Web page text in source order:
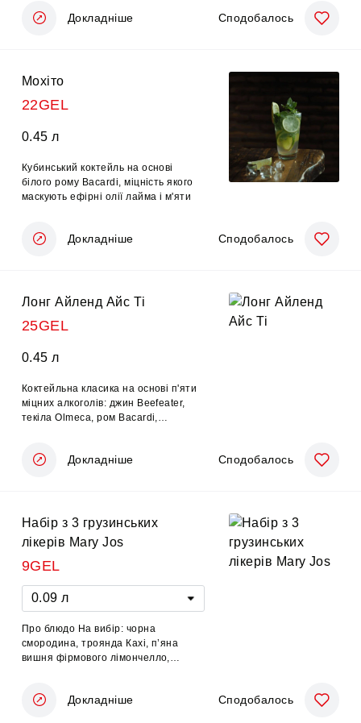
Докладніше Сподобалось
Мохіто
22GEL
0.45 л
Кубинський коктейль на основі
білого рому Bacardi, міцність якого
маскують ефірні олії лайма і м'яти
Докладніше Сподобалось
Лонг Айленд Айс Ті
25GEL
0.45 л
Коктейльна класика на основі п'яти
міцних алкоголів: джин Beefeater,
текіла Olmeca, ром Bacardi,
Докладніше Сподобалось
Набір з 3 грузинських
лікерів Mary Jos
9GEL
0.09 л
Про блюдо На вибір: чорна
смородина, троянда Кахі, п’яна
вишня фірмового лімончелло,
придбання в пляшках.
Докладніше Сподобалось